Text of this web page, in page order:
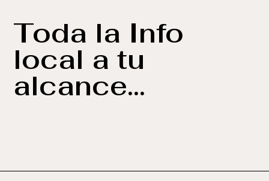
Toda la Info
local a tu
alcance...